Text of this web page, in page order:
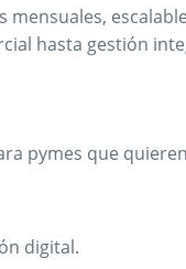
mensuales,
hasta gestión
pymes que
digital.